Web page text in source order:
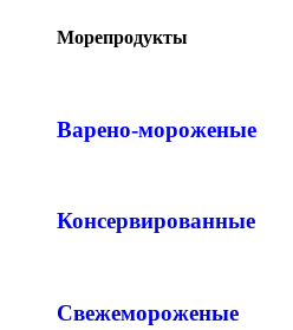
Морепродукты
Варено-мороженые
Консервированные
Свежемороженые